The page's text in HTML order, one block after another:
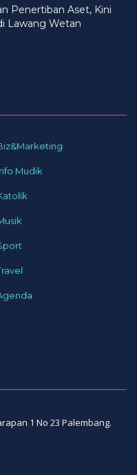
Penertiban Aset, Kini
Lawang Wetan
Mudik
1 No 23 Palembang.